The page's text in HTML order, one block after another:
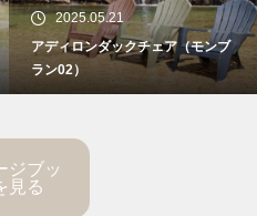
2025.05.21
アディロンダックチェア（モンブ
ラン02）
ジブッ
見る